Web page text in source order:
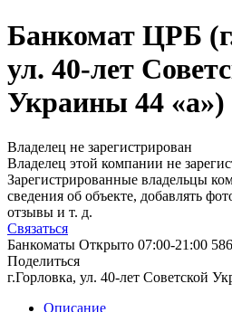
Банкомат ЦРБ
ул. 40-лет
Украины 44 «а»)
Владелец не зарегистрирован
Владелец этой компании не
Зарегистрированные владельцы
сведения об объекте, добавлять
отзывы и т. д.
Связаться
Банкоматы Открыто 07:00-21:00 586
Поделиться
г.Горловка, ул. 40-лет Советской
Описание